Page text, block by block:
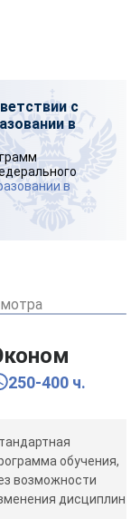
с
в
в
250-400 ч.
обучения,
возможности
дисциплин